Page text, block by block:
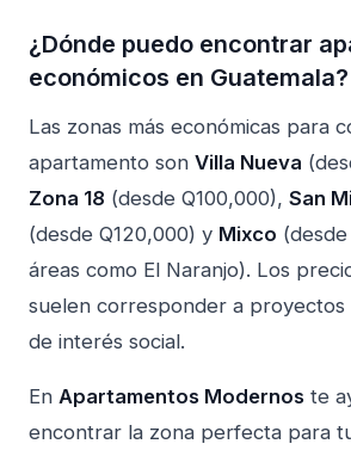
¿Dónde puedo encontrar
económicos en Guatemala?
Las zonas más económicas para
apartamento son Villa Nueva
Zona 18 (desde Q100,000), San
(desde Q120,000) y Mixco
áreas como El Naranjo). Los
suelen corresponder a proyectos
de interés social.
En Apartamentos Modernos te
encontrar la zona perfecta para